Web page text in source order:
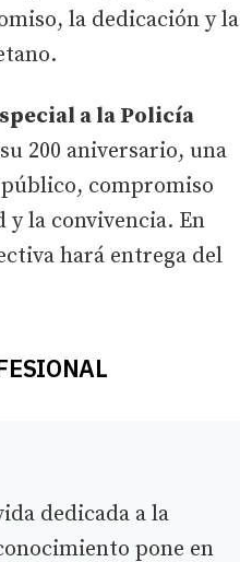
la dedicación y la
a la Policía
200 aniversario, una
compromiso
y la convivencia. En
hará entrega del
dedicada a la
pone en